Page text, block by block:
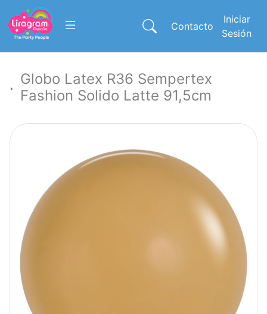
Contacto
Iniciar
Sesión
Globo Latex R36 Sempertex
Fashion Solido Latte 91,5cm